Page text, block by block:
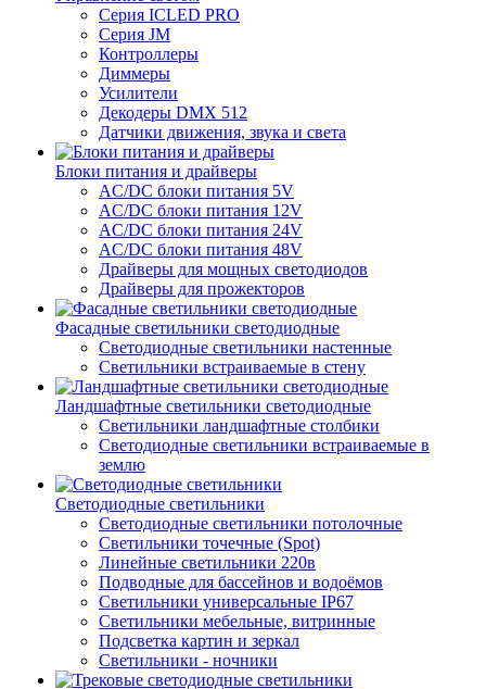
Серия ICLED PRO
Серия JM
Контроллеры
Диммеры
Усилители
Декодеры DMX 512
Датчики движения, звука и света
Блоки питания и драйверы
AC/DC блоки питания 5V
AC/DC блоки питания 12V
AC/DC блоки питания 24V
AC/DC блоки питания 48V
Драйверы для мощных светодиодов
Драйверы для прожекторов
Фасадные светильники светодиодные
Светодиодные светильники настенные
Светильники встраиваемые в стену
Ландшафтные светильники светодиодные
Светильники ландшафтные столбики
Светодиодные светильники встраиваемые в
землю
Светодиодные светильники
Светодиодные светильники потолочные
Светильники точечные (Spot)
Линейные светильники 220в
Подводные для бассейнов и водоёмов
Светильники универсальные IP67
Светильники мебельные, витринные
Подсветка картин и зеркал
Светильники - ночники